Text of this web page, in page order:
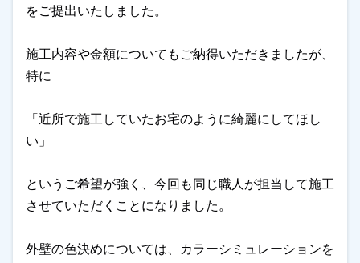
をご提出いたしました。
施工内容や金額についてもご納得いただきましたが、
特に
「近所で施工していたお宅のように綺麗にしてほし
い」
というご希望が強く、今回も同じ職人が担当して施工
させていただくことになりました。
外壁の色決めについては、カラーシミュレーションを